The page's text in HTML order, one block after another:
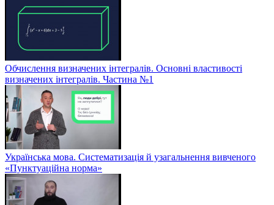
Обчислення визначених інтегралів. Основні властивості
визначених інтегралів. Частина №1
Українська мова. Систематизація й узагальнення вивченого
«Пунктуаційна норма»